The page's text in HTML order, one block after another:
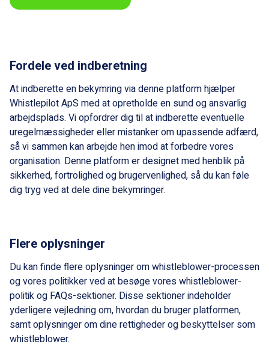
Fordele ved indberetning
At indberette en bekymring via denne platform hjælper
Whistlepilot ApS med at opretholde en sund og ansvarlig
arbejdsplads. Vi opfordrer dig til at indberette eventuelle
uregelmæssigheder eller mistanker om upassende adfærd,
så vi sammen kan arbejde hen imod at forbedre vores
organisation. Denne platform er designet med henblik på
sikkerhed, fortrolighed og brugervenlighed, så du kan føle
dig tryg ved at dele dine bekymringer.
Flere oplysninger
Du kan finde flere oplysninger om whistleblower-processen
og vores politikker ved at besøge vores whistleblower-
politik og FAQs-sektioner. Disse sektioner indeholder
yderligere vejledning om, hvordan du bruger platformen,
samt oplysninger om dine rettigheder og beskyttelser som
whistleblower.